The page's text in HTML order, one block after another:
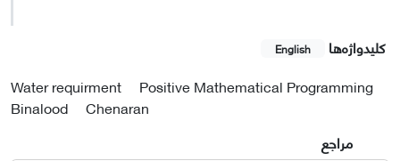
کلیدواژه‌ها English
Water requirment
Positive Mathematical Programming
Binalood
Chenaran
مراجع